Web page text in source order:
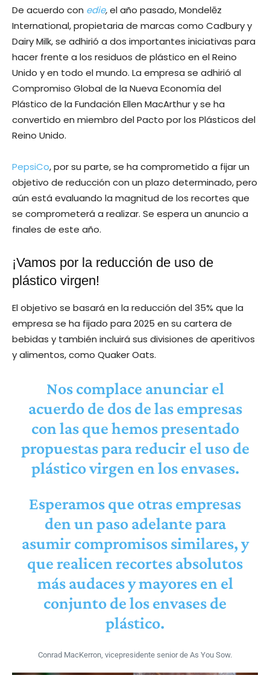
De acuerdo con edie,el año pasado, Mondelēz
International, propietaria de marcas como Cadbury y
Dairy Milk, se adhirió a dos importantes iniciativas para
hacer frente a los residuos de plástico en el Reino
Unido y en todo el mundo. La empresa se adhirió al
Compromiso Global de la Nueva Economía del
Plástico de la Fundación Ellen MacArthur y se ha
convertido en miembro del Pacto por los Plásticos del
Reino Unido.
PepsiCo, por su parte, se ha comprometido a fijar un
objetivo de reducción con un plazo determinado, pero
aún está evaluando la magnitud de los recortes que
se comprometerá a realizar. Se espera un anuncio a
finales de este año.
¡Vamos por la reducción de uso de
plástico virgen!
El objetivo se basará en la reducción del 35% que la
empresa se ha fijado para 2025 en su cartera de
bebidas y también incluirá sus divisiones de aperitivos
y alimentos, como Quaker Oats.
Nos complace anunciar el
acuerdo de dos de las empresas
con las que hemos presentado
propuestas para reducir el uso de
plástico virgen en los envases.
Esperamos que otras empresas
den un paso adelante para
asumir compromisos similares, y
que realicen recortes absolutos
más audaces y mayores en el
conjunto de los envases de
plástico.
Conrad MacKerron, vicepresidente senior de As You Sow.